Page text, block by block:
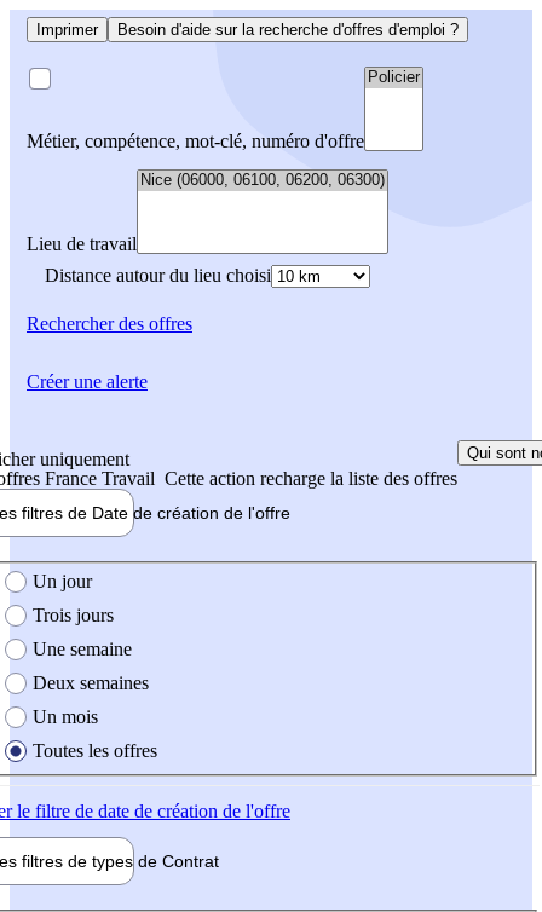
Imprimer Besoin d'aide sur la recherche d'offres d'emploi ?
Métier, compétence, mot-clé, numéro d'offre
Lieu de travail
Distance autour du lieu choisi
Rechercherdes offres
uniquement
France Travail Cette action recharge la liste des offres
Qui sont
filtres de Date de création de l'offre
création de l'offre
Un jour
Trois jours
Une semaine
Deux semaines
Un mois
Toutes les offres
le filtre de date de création de l'offre
filtres de types de Contrat
Créer une alerte